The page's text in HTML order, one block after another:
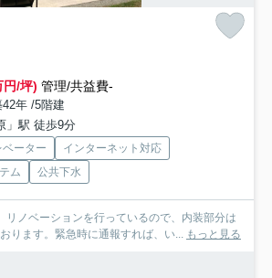
円/坪) 管理/共益費-
年 /5階建
」駅 徒歩9分
ベーター
インターネット対応
ム
公共下水
リノベーションを行っているので、内装部分は
ります。緊急時に通報すれば、い... もっと見る